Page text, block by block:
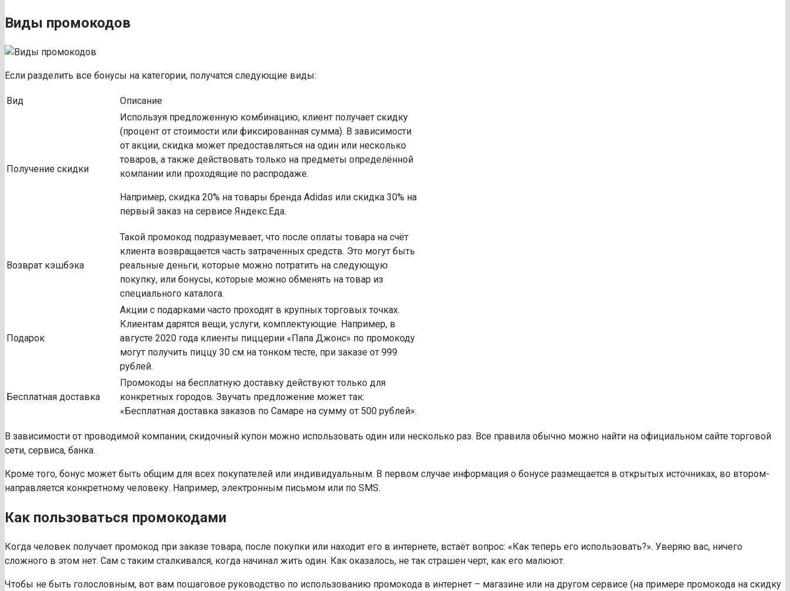
Виды промокодов
Если разделить все бонусы на категории, получатся следующие виды:
Вид Описание
Получение скидки
Используя предложенную комбинацию, клиент получает скидку
(процент от стоимости или фиксированная сумма). В зависимости
от акции, скидка может предоставляться на один или несколько
товаров, а также действовать только на предметы определённой
компании или проходящие по распродаже.
Например, скидка 20% на товары бренда Adidas или скидка 30% на
первый заказ на сервисе Яндекс.Еда.
Возврат кэшбэка
Такой промокод подразумевает, что после оплаты товара на счёт
клиента возвращается часть затраченных средств. Это могут быть
реальные деньги, которые можно потратить на следующую
покупку, или бонусы, которые можно обменять на товар из
специального каталога.
Подарок
Акции с подарками часто проходят в крупных торговых точках.
Клиентам дарятся вещи, услуги, комплектующие. Например, в
августе 2020 года клиенты пиццерии «Папа Джонс» по промокоду
могут получить пиццу 30 см на тонком тесте, при заказе от 999
рублей.
Бесплатная доставка
Промокоды на бесплатную доставку действуют только для
конкретных городов. Звучать предложение может так:
«Бесплатная доставка заказов по Самаре на сумму от 500 рублей».
В зависимости от проводимой компании, скидочный купон можно использовать один или несколько раз. Все правила обычно можно найти на официальном сайте торговой
сети, сервиса, банка.
Кроме того, бонус может быть общим для всех покупателей или индивидуальным. В первом случае информация о бонусе размещается в открытых источниках, во втором-
направляется конкретному человеку. Например, электронным письмом или по SMS.
Как пользоваться промокодами
Когда человек получает промокод при заказе товара, после покупки или находит его в интернете, встаёт вопрос: «Как теперь его использовать?». Уверяю вас, ничего
сложного в этом нет. Сам с таким сталкивался, когда начинал жить один. Как оказалось, не так страшен черт, как его малюют.
Чтобы не быть голословным, вот вам пошаговое руководство по использованию промокода в интернет – магазине или на другом сервисе (на примере промокода на скидку